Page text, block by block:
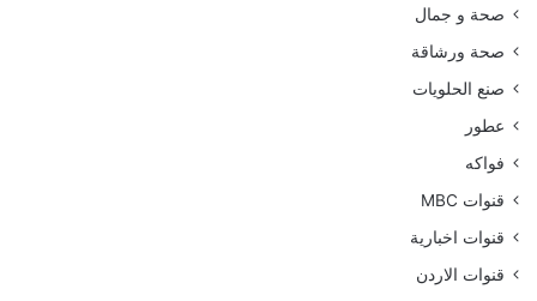
صحة و جمال
صحة ورشاقة
صنع الحلويات
عطور
فواكه
قنوات MBC
قنوات اخبارية
قنوات الاردن